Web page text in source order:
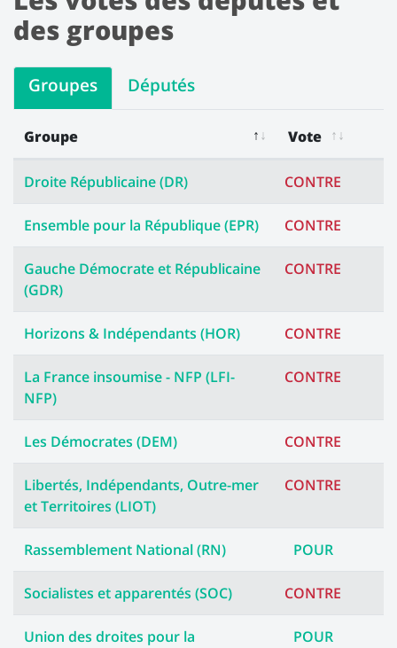
des groupes
Groupes Députés
Groupe Vote
Droite Républicaine (DR) CONTRE
Ensemble pour la République (EPR) CONTRE
Gauche Démocrate et Républicaine
(GDR)
CONTRE
Horizons & Indépendants (HOR) CONTRE
La France insoumise - NFP (LFI-
NFP)
CONTRE
Les Démocrates (DEM) CONTRE
Libertés, Indépendants, Outre-mer
et Territoires (LIOT)
CONTRE
Rassemblement National (RN) POUR
Socialistes et apparentés (SOC) CONTRE
Union des droites pour la POUR